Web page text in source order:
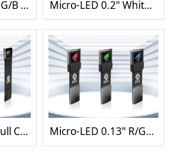
Micro-LED 0.45" G/B Monochrome & Color Modules Micro-LED 0.2" White Monochrome Modules
Micro-LED 0.2" Full Color Modules Micro-LED 0.13" R/G/B Monochrome Modules